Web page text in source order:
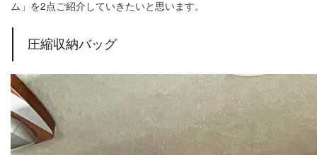
ム」を2点ご紹介していきたいと思います。
圧縮収納バッグ